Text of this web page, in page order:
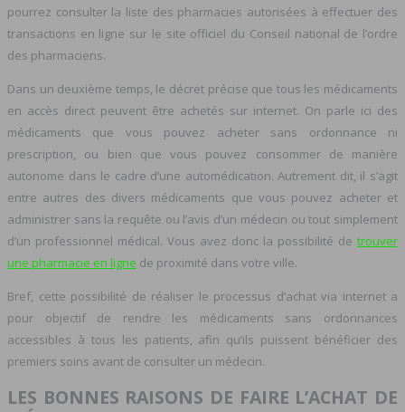
pourrez consulter la liste des pharmacies autorisées à effectuer des
transactions en ligne sur le site officiel du Conseil national de l’ordre
des pharmaciens.
Dans un deuxième temps, le décret précise que tous les médicaments
en accès direct peuvent être achetés sur internet. On parle ici des
médicaments que vous pouvez acheter sans ordonnance ni
prescription, ou bien que vous pouvez consommer de manière
autonome dans le cadre d’une automédication. Autrement dit, il s’agit
entre autres des divers médicaments que vous pouvez acheter et
administrer sans la requête ou l’avis d’un médecin ou tout simplement
d’un professionnel médical. Vous avez donc la possibilité de trouver
une pharmacie en ligne de proximité dans votre ville.
Bref, cette possibilité de réaliser le processus d’achat via internet a
pour objectif de rendre les médicaments sans ordonnances
accessibles à tous les patients, afin qu’ils puissent bénéficier des
premiers soins avant de consulter un médecin.
LES BONNES RAISONS DE FAIRE L’ACHAT DE